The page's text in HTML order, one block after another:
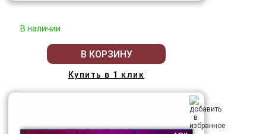
В наличии
В КОРЗИНУ
Купить в 1 клик